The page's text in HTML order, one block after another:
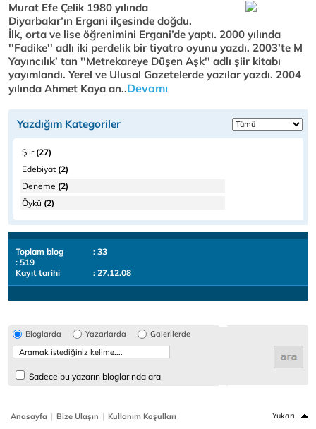
Murat Efe Çelik 1980 yılında
Diyarbakır’ın Ergani ilçesinde doğdu.
İlk, orta ve lise öğrenimini Ergani’de yaptı. 2000 yılında
''Fadike'' adlı iki perdelik bir tiyatro oyunu yazdı. 2003’te M
Yayıncılık’ tan ''Metrekareye Düşen Aşk'' adlı şiir kitabı
yayımlandı. Yerel ve Ulusal Gazetelerde yazılar yazdı. 2004
yılında Ahmet Kaya an..Devamı
Yazdığım Kategoriler
Şiir(27)
Edebiyat (2)
Deneme (2)
Öykü (2)
Toplam blog
: 33
: 519
Kayıt tarihi
: 27.12.08
Bloglarda Yazarlarda Galerilerde
Sadece bu yazarın bloglarında ara
Anasayfa | Bize Ulaşın | Kullanım Koşulları Yukarı